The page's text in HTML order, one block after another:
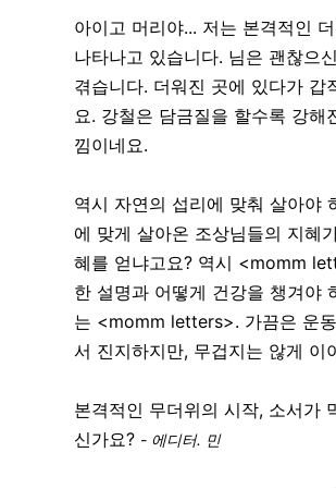
아이고 머리야... 저는 본격적인
나타나고 있습니다. 님은 괜찮으
겪습니다. 더워진 곳에 있다가
요. 강철은 담금질을 할수록 강
낌이네요.
역시 자연의 섭리에 맞춰 살아야
에 맞게 살아온 조상님들의 지혜
혜를 얻냐고요? 역시 <momm
한 설명과 어떻게 건강을 챙겨야
는 <momm letters>. 가끔은 운
서 진지하지만, 무겁지는 않게 이
본격적인 무더위의 시작, 소서가
신가요? - 에디터. 민